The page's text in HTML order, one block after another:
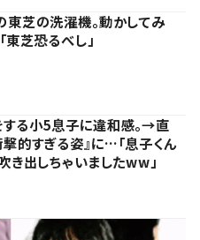
芝の洗濯機。動かしてみ
東芝恐るべし」
る小5息子に違和感。→直
撃的すぎる姿』に…「息子くん
き出しちゃいましたww」